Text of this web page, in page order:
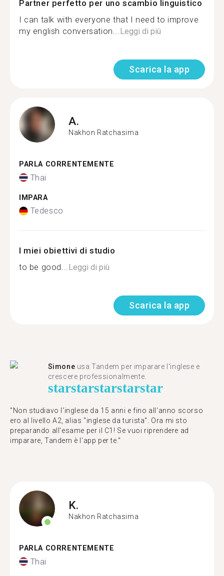
Partner perfetto per uno scambio linguistico
I can talk with everyone that I need to improve
my english conversation...Leggi di più
Scarica la app
A.
Nakhon Ratchasima
PARLA CORRENTEMENTE
Thai
IMPARA
Tedesco
I miei obiettivi di studio
to​ be good...Leggi di più
Scarica la app
Simone usa Tandem per imparare l'inglese e
crescere professionalmente.
starstarstarstarstar
"Non studiavo l'inglese da 15 anni e fino all'anno scorso
ero al livello A2, alias "inglese da turista". Ora mi sto
preparando all'esame per il C1! Se vuoi riprendere ad
imparare, Tandem è l'app per te."
K.
Nakhon Ratchasima
PARLA CORRENTEMENTE
Thai